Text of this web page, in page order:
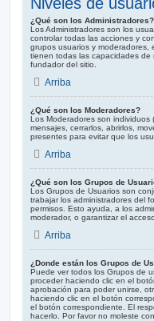
¿Qué son los Administradores?
Los Administradores son los
controlar todas las acciones y
grupos usuarios y
tienen todas las capacidades
fundador del sitio.
Arriba
¿Qué son los Moderadores?
Los Moderadores son
mensajes, cerrarlos, abrirlos,
presentes para evitar que los
Arriba
¿Qué son los Grupos de
Los Grupos de Usuarios son
trabajar los administradores del
permisos. Esto ayuda, a los
moderador, o garantizar el
Arriba
¿Donde están los Grupos de
Puede ver todos los Grupos de
proceder haciendo clic en el
aprobación para poder unirse,
haciendo clic en el botón
el botón correspondiente. El
hacerlo. Por favor no moleste